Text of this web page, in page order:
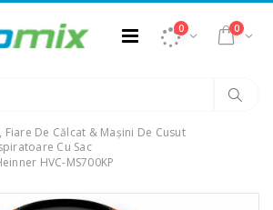
0 0
De Călcat & Mașini De Cusut
Cu Sac
HVC-MS700KP